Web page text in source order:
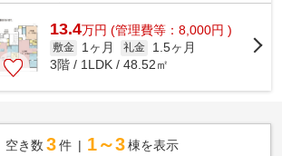
！山福不動産 ...
13.4万円 (管理費等：8,000円 )
敷金 1ヶ月 礼金
1.5ヶ月
3階 / 1LDK / 48.52㎡
空き数 3 件 1～3 棟を表示